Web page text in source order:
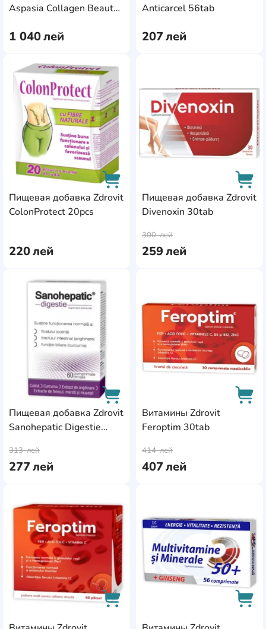
Aspasia Collagen Beauty
1 040лей
AddCardToCart
Anticarcel 56tab
207лей
Пищевая добавка Zdrovit
ColonProtect 20pcs
220лей
Пищевая добавка Zdrovit
Divenoxin 30tab
259лей
300лей
Пищевая добавка Zdrovit
Sanohepatic Digestie
277лей
313лей
AddCardToCart
Витамины Zdrovit
Feroptim 30tab
407лей
414лей
AddCardToFavourite